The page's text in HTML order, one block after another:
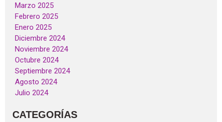
Marzo 2025
Febrero 2025
Enero 2025
Diciembre 2024
Noviembre 2024
Octubre 2024
Septiembre 2024
Agosto 2024
Julio 2024
CATEGORÍAS